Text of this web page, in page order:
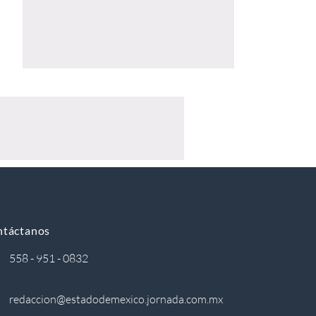
558 - 951 - 0832
redaccion@estadodemexico.jornada.com.mx